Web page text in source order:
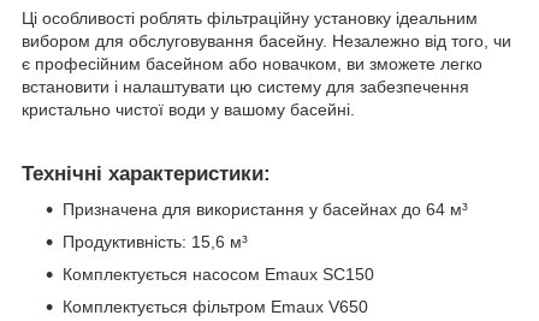
Ці особливості роблять фільтраційну установку ідеальним
вибором для обслуговування басейну. Незалежно від того, чи
є професійним басейном або новачком, ви зможете легко
встановити і налаштувати цю систему для забезпечення
кристально чистої води у вашому басейні.
Технічні характеристики:
Призначена для використання у басейнах до 64 м³
Продуктивність: 15,6 м³
Комплектується насосом Emaux SС150
Комплектується фільтром Emaux V650